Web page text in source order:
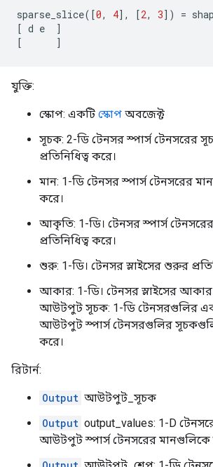
sparse_slice([0, 4], [2, 3]) =
[ d e
]
[
]
যুক্তি:
স্কোপ: একটি স্কোপ অবজেক্ট
সূচক: 2-ডি টেনসর স্পার্স টেনসরের
প্রতিনিধিত্ব করে।
মান: 1-ডি টেনসর স্পার্স টেনসরের
করে।
আকৃতি: 1-ডি। টেনসর স্পার্স
প্রতিনিধিত্ব করে।
শুরু: 1-ডি। টেনসর স্লাইসের শুরুর
আকার: 1-ডি। টেনসর স্লাইসের
আউটপুট সূচক: 1-ডি টেনসরগুলির
আউটপুট স্পার্স টেনসরগুলির
করে।
রিটার্ন:
Output আউটপুট_সূচক
Output output_values: 1-D
আউটপুট স্পার্স টেনসরের মানগুলিকে